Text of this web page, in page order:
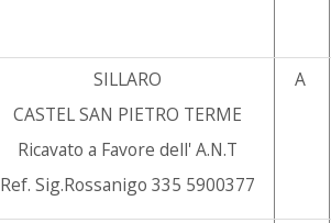
SILLARO
CASTEL SAN PIETRO TERME
Ricavato a Favore dell' A.N.T
Ref. Sig.Rossanigo 335 5900377
A